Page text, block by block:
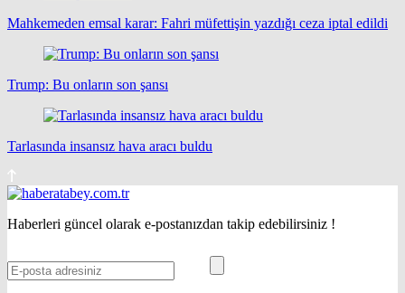
Mahkemeden emsal karar: Fahri müfettişin yazdığı ceza iptal edildi
Trump: Bu onların son şansı
Tarlasında insansız hava aracı buldu
Haberleri güncel olarak e-postanızdan takip edebilirsiniz !